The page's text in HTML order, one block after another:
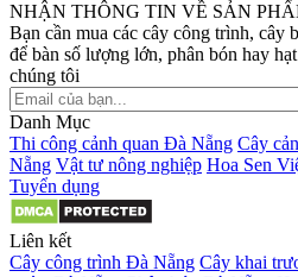
NHẬN THÔNG TIN VỀ SẢN
Bạn cần mua các cây công trình, cây
để bàn số lượng lớn, phân bón hay
chúng tôi
Danh Mục
Thi công cảnh quan Đà Nẵng Cây
Nẵng Vật tư nông nghiệp Hoa Sen
Tuyển dụng
Liên kết
Cây công trình Đà Nẵng Cây khai